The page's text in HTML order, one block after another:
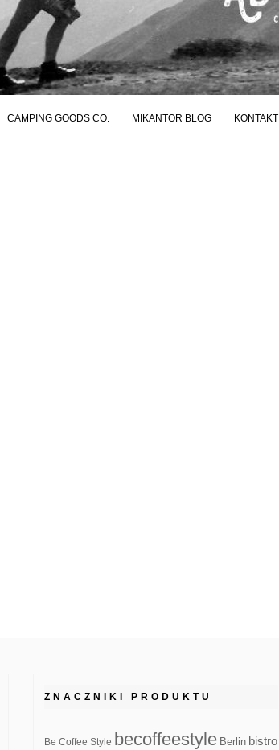
CAMPING GOODS CO. MIKANTOR BLOG KONTAKT
ZNACZNIKI PRODUKTU
Be Coffee Style becoffeestyle Berlin bistro